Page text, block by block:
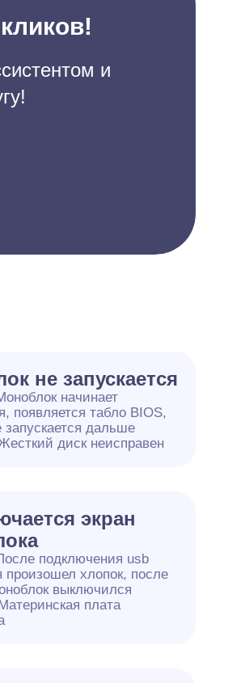
и
не запускается
начинает
появляется табло BIOS,
запускается дальше
диск неисправен
экран
подключения usb
произошел хлопок, после
выключился
плата